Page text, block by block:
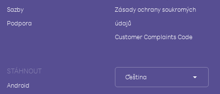
Sazby
Podpora
Zásady ochrany soukromých
údajů
Customer Complaints Code
STÁHNOUT
Android
Čeština